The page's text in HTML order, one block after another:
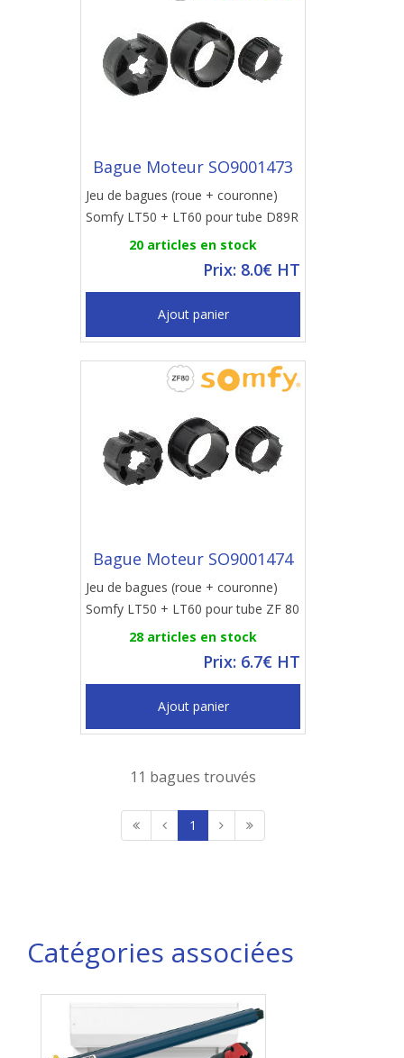
Bague Moteur SO9001473
Jeu de bagues (roue + couronne)
Somfy LT50 + LT60 pour tube D89R
20 articles en stock
Prix: 8.0€ HT
Ajout panier
Bague Moteur SO9001474
Jeu de bagues (roue + couronne)
Somfy LT50 + LT60 pour tube ZF 80
28 articles en stock
Prix: 6.7€ HT
Ajout panier
11 bagues trouvés
1
Catégories associées